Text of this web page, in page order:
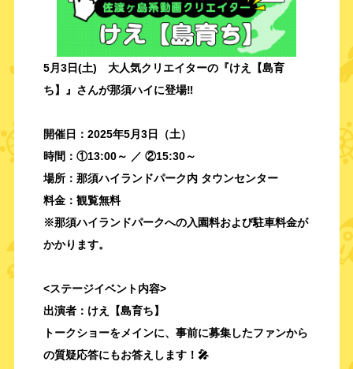
5月3日(土) 大人気クリエイターの『けえ【島育
ち】』さんが那須ハイに登場‼️
開催日：2025年5月3日（土）
時間：①13:00～ ／ ②15:30～
場所：那須ハイランドパーク内 タウンセンター
料金：観覧無料
※那須ハイランドパークへの入園料および駐車料金が
かかります。
<ステージイベント内容>
出演者：けえ【島育ち】
トークショーをメインに、事前に募集したファンから
の質疑応答にもお答えします！🎤